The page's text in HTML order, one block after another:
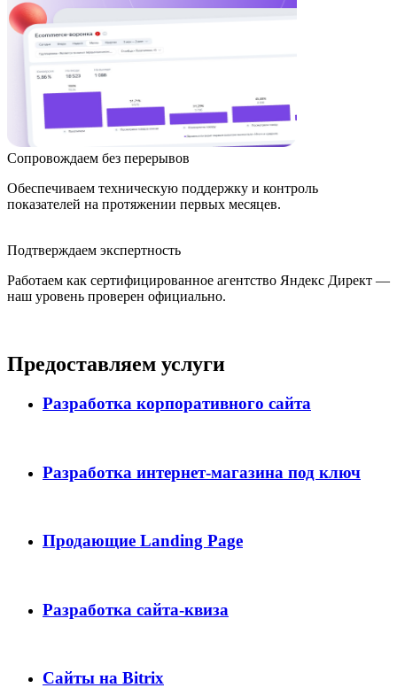
Сопровождаем без перерывов
Обеспечиваем техническую поддержку и контроль
показателей на протяжении первых месяцев.
Подтверждаем экспертность
Работаем как сертифицированное агентство Яндекс Директ —
наш уровень проверен официально.
Предоставляем услуги
Разработка корпоративного сайта
Разработка интернет-магазина под ключ
Продающие Landing Page
Разработка сайта-квиза
Сайты на Bitrix